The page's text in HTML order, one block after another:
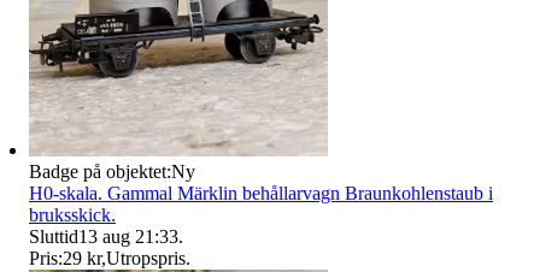
Badge på objektet:Ny
H0-skala. Gammal Märklin behållarvagn Braunkohlenstaub i
bruksskick.
Sluttid13 aug 21:33.
Pris:29 kr,Utropspris.